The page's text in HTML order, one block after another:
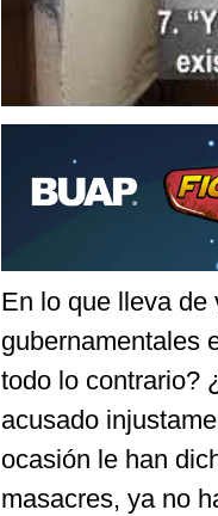
En lo que lleva
gubernamentales
todo lo contrario?
acusado
ocasión le han
masacres, ya no